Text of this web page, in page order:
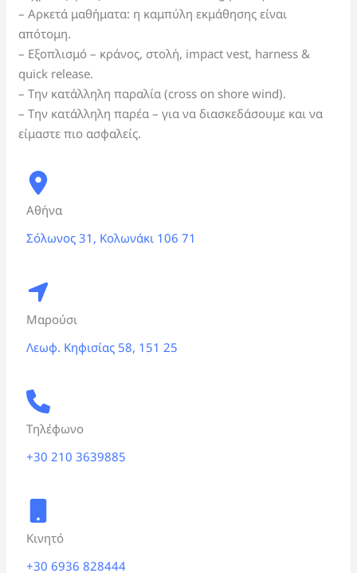
– Αρκετά μαθήματα: η καμπύλη εκμάθησης είναι
απότομη.
– Εξοπλισμό – κράνος, στολή, impact vest, harness &
quick release.
– Την κατάλληλη παραλία (cross on shore wind).
– Την κατάλληλη παρέα – για να διασκεδάσουμε και να
είμαστε πιο ασφαλείς.
Αθήνα
Σόλωνος 31, Κολωνάκι 106 71
Μαρούσι
Λεωφ. Κηφισίας 58, 151 25
Τηλέφωνο
+30 210 3639885
Κινητό
+30 6936 828444